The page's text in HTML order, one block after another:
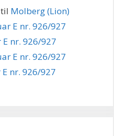
til Molberg (Lion)
E nr. 926/927
E nr. 926/927
E nr. 926/927
E nr. 926/927